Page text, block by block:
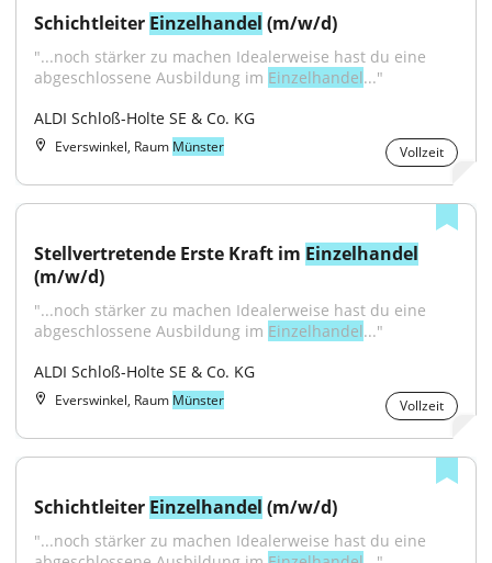
Schichtleiter Einzelhandel (m/w/d)
"...noch stärker zu machen Idealerweise hast du eine
abgeschlossene Ausbildung im Einzelhandel..."
ALDI Schloß-Holte SE & Co. KG
Everswinkel, Raum Münster Vollzeit
Stellvertretende Erste Kraft im Einzelhandel
(m/w/d)
"...noch stärker zu machen Idealerweise hast du eine
abgeschlossene Ausbildung im Einzelhandel..."
ALDI Schloß-Holte SE & Co. KG
Everswinkel, Raum Münster Vollzeit
Schichtleiter Einzelhandel (m/w/d)
"...noch stärker zu machen Idealerweise hast du eine